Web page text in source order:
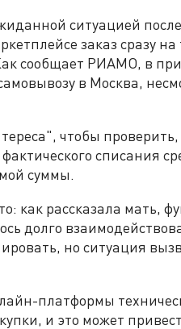
ситуацией после
заказ сразу
сообщает РИАМО, в
в Москва,
чтобы
списания
суммы.
как рассказала мать,
долго
но ситуация
платформы
и это может